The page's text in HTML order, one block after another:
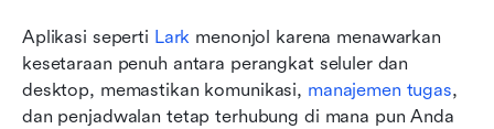
Aplikasi seperti Lark menonjol karena menawarkan
kesetaraan penuh antara perangkat seluler dan
desktop, memastikan komunikasi, manajemen tugas,
dan penjadwalan tetap terhubung di mana pun Anda